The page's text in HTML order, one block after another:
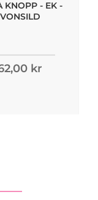
KNOPP - EK -
VONSILD
kr